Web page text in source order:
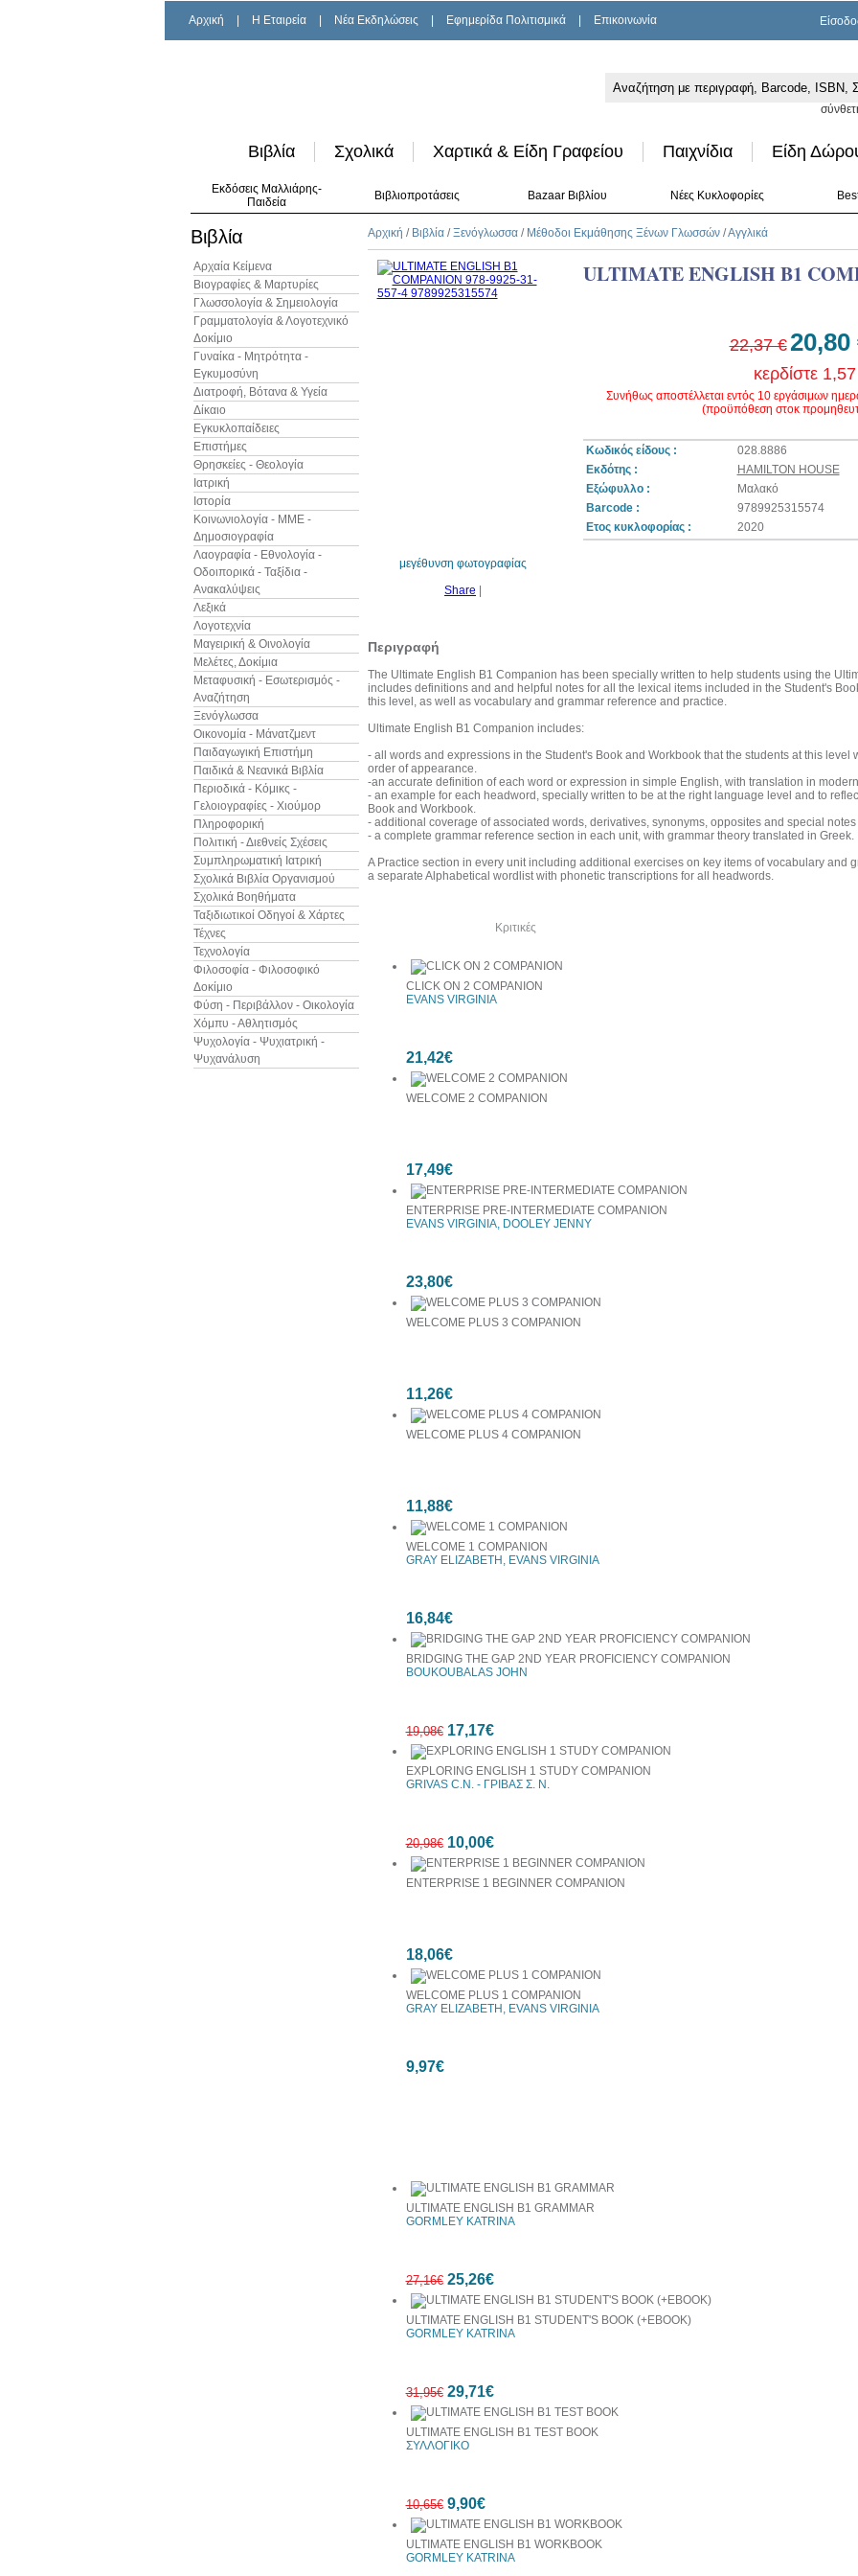
Αρχική H Εταιρεία Νέα Εκδηλώσεις Εφημερίδα Πολιτισμικά Επικοινωνία
Βιβλία Σχολικά Χαρτικά & Είδη Γραφείου Παιχνίδια Είδη
Εκδόσεις Μαλλιάρης-
Παιδεία
Βιβλιοπροτάσεις Bazaar Βιβλίου Νέες Κυκλοφορίες
Βιβλία
Αρχαία Κείμενα
Βιογραφίες & Μαρτυρίες
Γλωσσολογία & Σημειολογία
Γραμματολογία & Λογοτεχνικό
Δοκίμιο
Γυναίκα - Μητρότητα -
Εγκυμοσύνη
Διατροφή, Βότανα & Υγεία
Δίκαιο
Εγκυκλοπαίδειες
Επιστήμες
Θρησκείες - Θεολογία
Ιατρική
Ιστορία
Κοινωνιολογία - ΜΜΕ -
Δημοσιογραφία
Λαογραφία - Εθνολογία -
Οδοιπορικά - Ταξίδια -
Ανακαλύψεις
Λεξικά
Λογοτεχνία
Μαγειρική & Οινολογία
Μελέτες, Δοκίμια
Μεταφυσική - Εσωτερισμός -
Αναζήτηση
Ξενόγλωσσα
Οικονομία - Μάνατζμεντ
Παιδαγωγική Επιστήμη
Παιδικά & Νεανικά Βιβλία
Περιοδικά - Κόμικς -
Γελοιογραφίες - Χιούμορ
Πληροφορική
Πολιτική - Διεθνείς Σχέσεις
Συμπληρωματική Ιατρική
Σχολικά Βιβλία Οργανισμού
Σχολικά Βοηθήματα
Ταξιδιωτικοί Οδηγοί & Χάρτες
Τέχνες
Τεχνολογία
Φιλοσοφία - Φιλοσοφικό
Δοκίμιο
Φύση - Περιβάλλον - Οικολογία
Χόμπυ - Αθλητισμός
Ψυχολογία - Ψυχιατρική -
Ψυχανάλυση
Αρχική / Βιβλία /Ξενόγλωσσα / Μέθοδοι Εκμάθησης Ξένων Γλωσσών /Αγγλικά
μεγέθυνση φωτογραφίας
Share
ULTIMATE ENGLISH B1
22,37 € 20,80
κερδίστε
Συνήθως αποστέλλεται εντός 10 εργάσιμων
(προϋπόθεση στοκ
Κωδικός είδους : 028.8886
Εκδότης :
HAMILTON HOUSE
Εξώφυλλο :
Μαλακό
Barcode :
9789925315574
Ετος κυκλοφορίας :
2020
Περιγραφή
The Ultimate English B1 Companion has been specially written to help students using the
includes definitions and and helpful notes for all the lexical items included in the Student's
this level, as well as vocabulary and grammar reference and practice.
Ultimate English B1 Companion includes:
- all words and expressions in the Student's Book and Workbook that the students at this level
order of appearance.
-an accurate definition of each word or expression in simple English, with translation in
- an example for each headword, specially written to be at the right language level and to
Book and Workbook.
- additional coverage of associated words, derivatives, synonyms, opposites and special
- a complete grammar reference section in each unit, with grammar theory translated in Greek.
A Practice section in every unit including additional exercises on key items of vocabulary and
a separate Alphabetical wordlist with phonetic transcriptions for all headwords.
Κριτικές
CLICK ON 2 COMPANION
EVANS VIRGINIA
21,42€
WELCOME 2 COMPANION
17,49€
ENTERPRISE PRE-INTERMEDIATE COMPANION
EVANS VIRGINIA, DOOLEY JENNY
23,80€
WELCOME PLUS 3 COMPANION
11,26€
WELCOME PLUS 4 COMPANION
11,88€
WELCOME 1 COMPANION
GRAY ELIZABETH, EVANS VIRGINIA
16,84€
BRIDGING THE GAP 2ND YEAR PROFICIENCY COMPANION
BOUKOUBALAS JOHN
19,08€ 17,17€
EXPLORING ENGLISH 1 STUDY COMPANION
GRIVAS C.N. - ΓΡΙΒΑΣ Σ. Ν.
20,98€ 10,00€
ENTERPRISE 1 BEGINNER COMPANION
18,06€
WELCOME PLUS 1 COMPANION
GRAY ELIZABETH, EVANS VIRGINIA
9,97€
ULTIMATE ENGLISH B1 GRAMMAR
GORMLEY KATRINA
27,16€ 25,26€
ULTIMATE ENGLISH B1 STUDENT'S BOOK (+EBOOK)
GORMLEY KATRINA
31,95€ 29,71€
ULTIMATE ENGLISH B1 TEST BOOK
ΣΥΛΛΟΓΙΚΟ
10,65€ 9,90€
ULTIMATE ENGLISH B1 WORKBOOK
GORMLEY KATRINA